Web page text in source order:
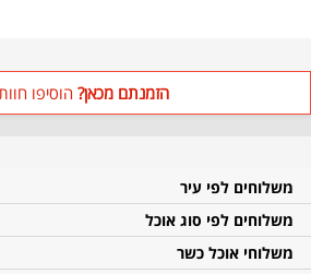
הזמנתם מכאן? הוסיפו
משלוחים לפי עיר
משלוחים לפי סוג אוכל
משלוחי אוכל כשר